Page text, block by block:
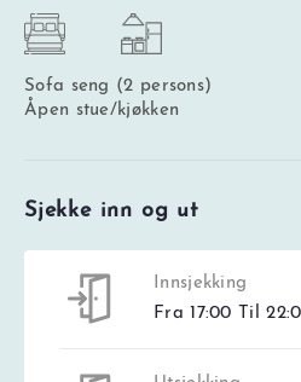
Sofa seng (2 persons)
Åpen stue/kjøkken
Sjekke inn og ut
Innsjekking
Fra 17:00 Til